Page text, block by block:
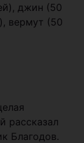
джин (50
вермут (50
рассказал
Благодов.